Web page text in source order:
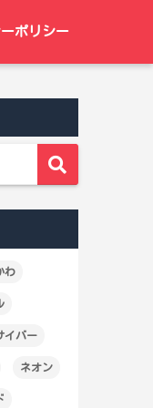
ポリシー
わ
イバー
ネオン